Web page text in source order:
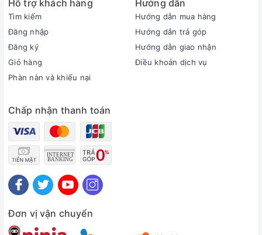
Hỗ trợ khách hàng
Tìm kiếm
Đăng nhập
Đăng ký
Giỏ hàng
Phàn nàn và khiếu nại
Hướng dẫn
Hướng dẫn mua hàng
Hướng dẫn trả góp
Hướng dẫn giao nhận
Điều khoản dịch vụ
Chấp nhận thanh toán
Đơn vị vận chuyển